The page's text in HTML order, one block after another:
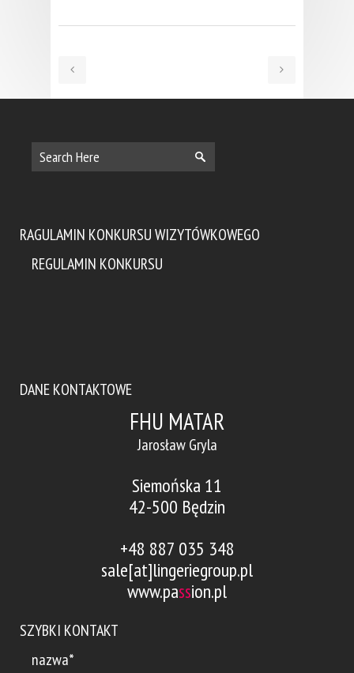
RAGULAMIN KONKURSU WIZYTÓWKOWEGO
REGULAMIN KONKURSU
DANE KONTAKTOWE
FHU MATAR
Jarosław Gryla
Siemońska 11
42-500 Będzin
+48 887 035 348
sale[at]lingeriegroup.pl
www.passion.pl
SZYBKI KONTAKT
nazwa*